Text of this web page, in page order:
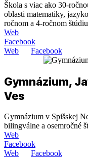
Škola s viac ako 30-
oblasti matematiky,
ročnom a 4-ročnom
Web
Facebook
Web
Facebook
Gymnázium,
Ves
Gymnázium v Spišskej
bilingválne a osemročné
Web
Facebook
Web
Facebook